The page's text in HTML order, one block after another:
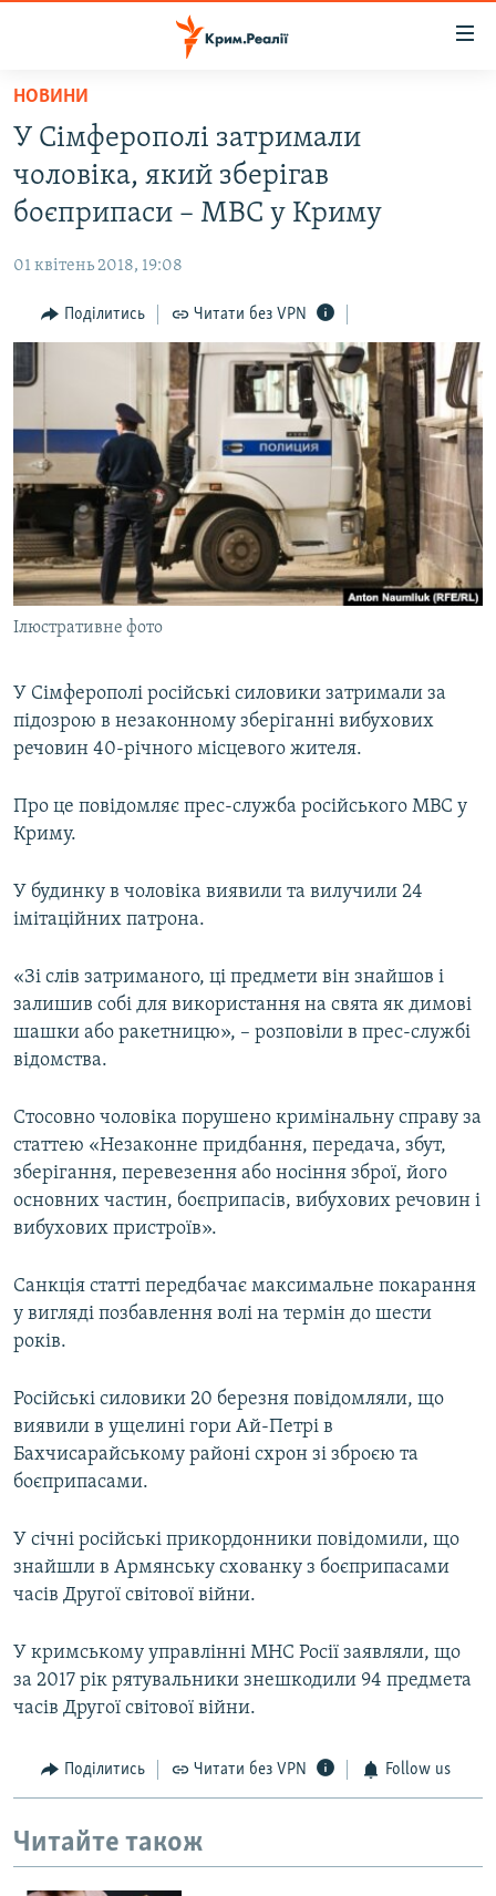
Перейти
основного
матеріалу
Перейти
до
основної
Перейти
до
пошуку
НОВИНИ
ВОДА.КРИМ
ВІДЕО ТА ФОТО
БЛОГИ
ПОГЛЯД
ВСЕ ЗА ДЕНЬ
СПЕЦПРОЕКТИ
ДЕПОРТАЦІЯ
ВІДЕОУРОКИ «ELIFBE»
СВІДЧЕННЯ ОКУПАЦІЇ
УКРАЇНСЬКА ПРОБЛЕМА КРИМУ
ІНФОГРАФІКА
ЯК ОБІЙТИ БЛОКУВАННЯ
Русский
Qırımtatar
ДОЛУЧАЙСЯ!
Усі сайти RFE/RL
НОВИНИ
У Сімферополі затримали
чоловіка, який зберігав
боєприпаси – МВС у Криму
01 квітень 2018, 19:08
Поділитись Читати без VPN
Ілюстративне фото
У Сімферополі російські силовики затримали за
підозрою в незаконному зберіганні вибухових
речовин 40-річного місцевого жителя.
Про це повідомляє прес-служба російського МВС у
Криму.
У будинку в чоловіка виявили та вилучили 24
імітаційних патрона.
«Зі слів затриманого, ці предмети він знайшов і
залишив собі для використання на свята як димові
шашки або ракетницю», – розповіли в прес-службі
відомства.
Стосовно чоловіка порушено кримінальну справу за
статтею «Незаконне придбання, передача, збут,
зберігання, перевезення або носіння зброї, його
основних частин, боєприпасів, вибухових речовин і
вибухових пристроїв».
Санкція статті передбачає максимальне покарання
у вигляді позбавлення волі на термін до шести
років.
Російські силовики 20 березня повідомляли, що
виявили в ущелині гори Ай-Петрі в
Бахчисарайському районі схрон зі зброєю та
боєприпасами.
У січні російські прикордонники повідомили, що
знайшли в Армянську схованку з боєприпасами
часів Другої світової війни.
У кримському управлінні МНС Росії заявляли, що
за 2017 рік рятувальники знешкодили 94 предмета
часів Другої світової війни.
Поділитись Читати без VPN Follow us
Читайте також